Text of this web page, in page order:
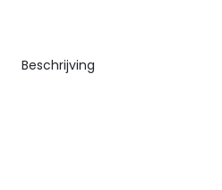
Beschrijving